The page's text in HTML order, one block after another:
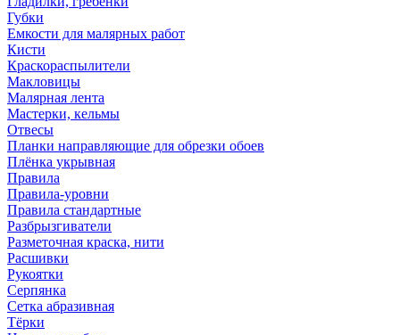
Губки
Емкости для малярных работ
Кисти
Краскораспылители
Макловицы
Малярная лента
Мастерки, кельмы
Отвесы
Планки направляющие для обрезки обоев
Плёнка укрывная
Правила
Правила-уровни
Правила стандартные
Разбрызгиватели
Разметочная краска, нити
Расшивки
Рукоятки
Серпянка
Сетка абразивная
Тёрки